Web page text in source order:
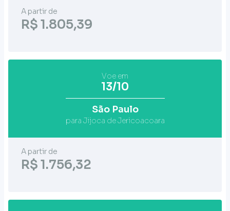
A partir de
R$ 1.805,39
Voe em
13/10
São Paulo
para Jijoca de Jericoacoara
A partir de
R$ 1.756,32